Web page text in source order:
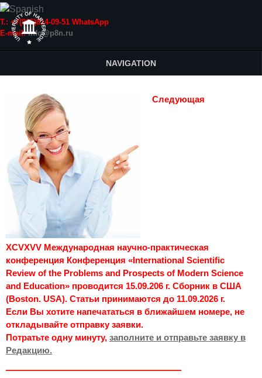
Т.: +7(915)814-09-51 WhatsApp
E-mail:info@p8n.ru
NAVIGATION
Следующая
XCVXVV Международная научно-практическая
конференция Конференция «International Scientific
Review of the Problems and Prospects of Modern Science
and Education» проводится 15.09.206 г. Сборник в США
(Boston. USA). Статьи принимаются до 11.09.2026 г.
Если Вы хотите напечататься в ближайшем номере, не
откладывайте отправку заявки.
Потратьте одну минуту, заполните и отправьте заявку в
Редакцию.